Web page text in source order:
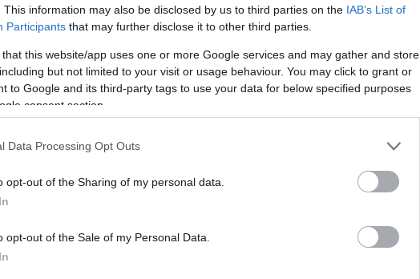
This information may also be disclosed by us to third parties on the IAB’s List of
Participants that may further disclose it to other third parties.
that this website/app uses one or more Google services and may gather and store
but not limited to your visit or usage behaviour. You may click to grant or
to Google and its third-party tags to use your data for below specified purposes
consent section.
Data Processing Opt Outs
opt-out of the Sharing of my personal data.
opt-out of the Sale of my Personal Data.
in pelle
di modelli che celebrano la versatilità di